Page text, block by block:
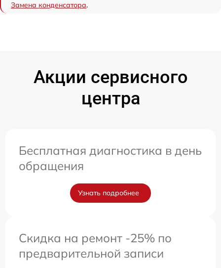
Замена конденсатора.
Акции сервисного
центра
Бесплатная диагностика в день
обращения
Узнать подробнее
Скидка на ремонт -25% по
предварительной записи